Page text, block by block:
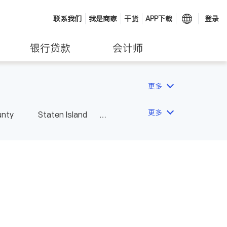
联系我们 我是商家 干货 APP下载 登录
银行贷款 会计师
更多
Staten Island
更多